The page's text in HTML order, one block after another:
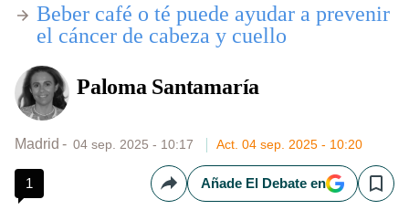
Beber café o té puede ayudar a prevenir
el cáncer de cabeza y cuello
Paloma Santamaría
Madrid 04 sep. 2025 - 10:17 Act. 04 sep. 2025 - 10:20
1 CompartirAñade El Debate en Save